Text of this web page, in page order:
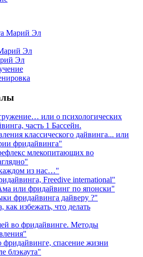
Марий Эл
Эл
Эл
или о психологических
часть 1 Бассейн.
классического дайвинга... или
фридайвинга"
млекопитающих во
из нас…"
Freedive international"
или фридайвинг по японски"
фридайвинга дайверу ?"
как избежать, что делать
во фридайвинге. Методы
фридайвинге, спасение жизни
блэкаута"